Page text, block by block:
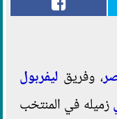
، وفريق ليفربول
زميله في المنتخب